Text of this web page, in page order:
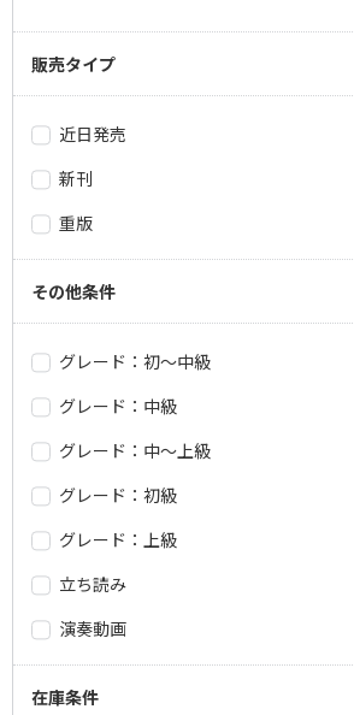
販売タイプ
近日発売
新刊
重版
その他条件
グレード：初～中級
グレード：中級
グレード：中～上級
グレード：初級
グレード：上級
立ち読み
演奏動画
在庫条件